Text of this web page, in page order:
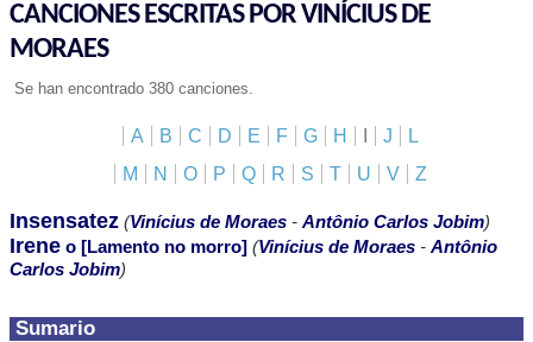
CANCIONES ESCRITAS POR VINÍCIUS DE
MORAES
Se han encontrado 380 canciones.
A B C D E F G H J
L
M
N O P Q R S T U V Z
Sumario
Insensatez (Vinícius de Moraes - Antônio Carlos Jobim)
Irene o [Lamento no morro] (Vinícius de Moraes - Antônio
Carlos Jobim)